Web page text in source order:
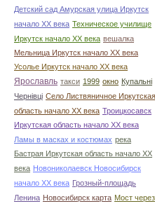
Детский сад Амурская улица Иркутск
начало ХХ века Техническое училище
Иркутск начало ХХ века вешалка
Мельница Иркутск начало ХХ века
Усолье Иркутск начало ХХ века
Ярославль такси 1999 окно Купальні
Чернівці Село Листвяничное Иркутская
область начало ХХ века Троицкосавск
Иркутская область начало ХХ века
Ламы в масках и костюмах река
Бастрая Иркутская область начало ХХ
века Новониколаевск Новосибирск
начало ХХ века Грозный-площадь
Ленина Новосибирск карта Мост через